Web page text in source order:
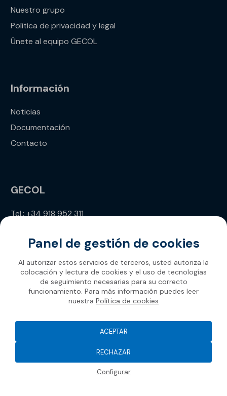
Nuestro grupo
Política de privacidad y legal
Únete al equipo GECOL
Información
Noticias
Documentación
Contacto
GECOL
Tel.: +34 918 952 311
Gecol 2026
Panel de gestión de cookies
Al autorizar estos servicios de terceros, usted autoriza la
colocación y lectura de cookies y el uso de tecnologías
de seguimiento necesarias para su correcto
funcionamiento. Para más información puedes leer
nuestra Política de cookies
RECHAZAR
Configurar
ACEPTAR